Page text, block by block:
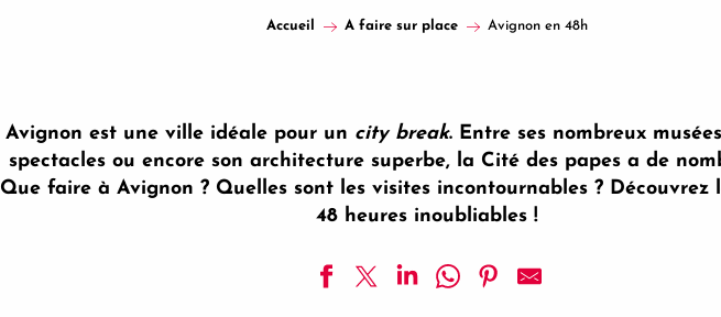
Accueil A faire sur place Avignon en 48h
Avignon est une ville idéale pour un city break. Entre ses nombreux
spectacles ou encore son architecture superbe, la Cité des papes a de
Que faire à Avignon ? Quelles sont les visites incontournables ? Découvrez
48 heures inoubliables !